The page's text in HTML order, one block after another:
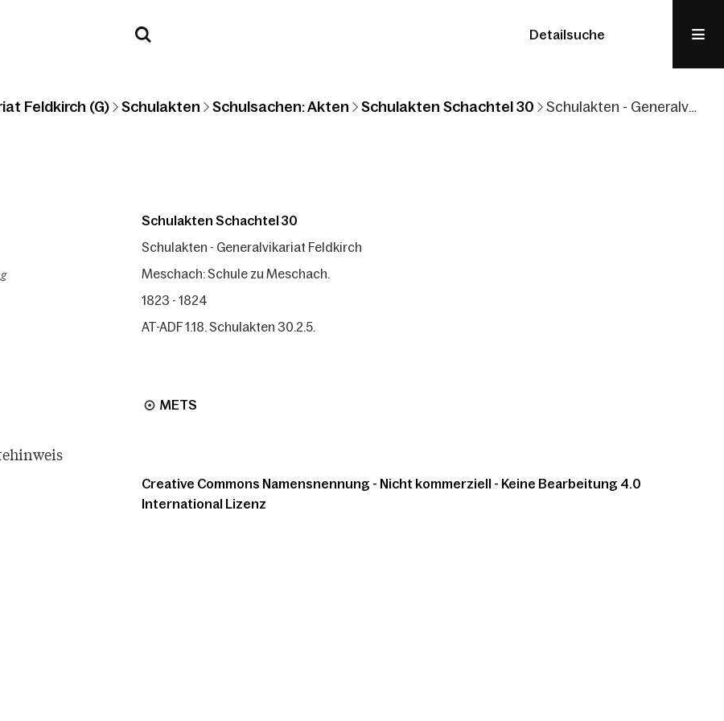
Detailsuche
Feldkirch (G) Schulakten Schulsachen: Akten Schulakten Schachtel 30 Schulakten - Generalvikariat Feldkirch
Schulakten Schachtel 30
Schulakten - Generalvikariat Feldkirch
Meschach: Schule zu Meschach.
1823 - 1824
AT-ADF 1.18. Schulakten 30.2.5.
METS
Creative Commons Namensnennung - Nicht kommerziell - Keine Bearbeitung 4.0
International Lizenz